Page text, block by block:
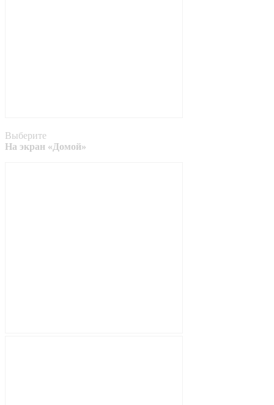
Выберите
На экран «Домой»